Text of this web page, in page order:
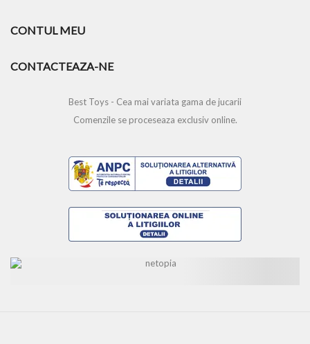
CONTUL MEU
CONTACTEAZA-NE
Best Toys - Cea mai variata gama de jucarii
Comenzile se proceseaza exclusiv online.